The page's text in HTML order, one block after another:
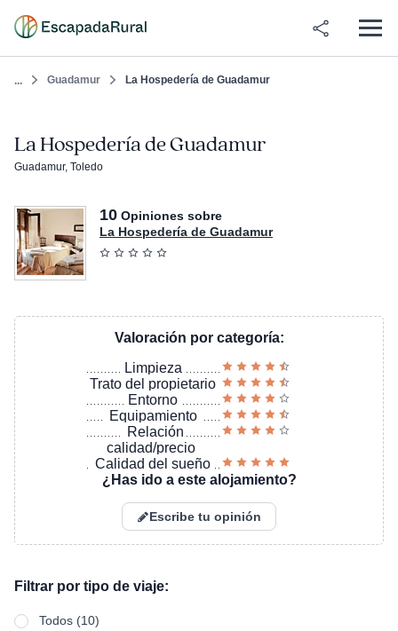
... Guadamur La Hospedería de Guadamur
La Hospedería de Guadamur
Guadamur, Toledo
10 Opiniones sobre
La Hospedería de Guadamur
Valoración por categoría:
Limpieza
Trato del propietario
Entorno
Equipamiento
Relación
calidad/precio
Calidad del sueño
¿Has ido a este alojamiento?
Escribe tu opinión
Filtrar por tipo de viaje:
Todos (10)